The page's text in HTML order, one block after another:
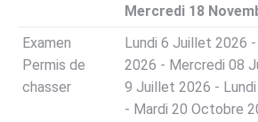
Mercredi 18
Examen
Permis de
chasser
Lundi 6 Juillet 2026
2026 - Mercredi 08
9 Juillet 2026 -
- Mardi 20 Octobre